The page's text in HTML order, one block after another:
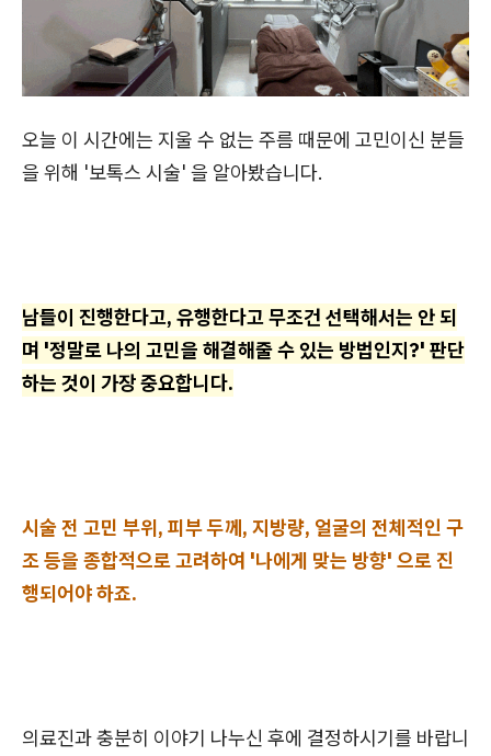
오늘 이 시간에는 지울 수 없는 주름 때문에 고민이신 분들
을 위해 '보톡스 시술' 을 알아봤습니다.
남들이 진행한다고, 유행한다고 무조건 선택해서는 안 되
며 '정말로 나의 고민을 해결해줄 수 있는 방법인지?' 판단
하는 것이 가장 중요합니다.
시술 전 고민 부위, 피부 두께, 지방량, 얼굴의 전체적인 구
조 등을 종합적으로 고려하여 '나에게 맞는 방향' 으로 진
행되어야 하죠.
의료진과 충분히 이야기 나누신 후에 결정하시기를 바랍니